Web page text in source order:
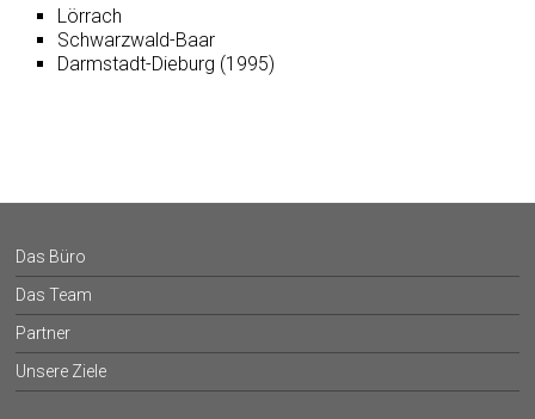
Lörrach
Schwarzwald-Baar
Darmstadt-Dieburg (1995)
Das Büro
Das Team
Partner
Unsere Ziele